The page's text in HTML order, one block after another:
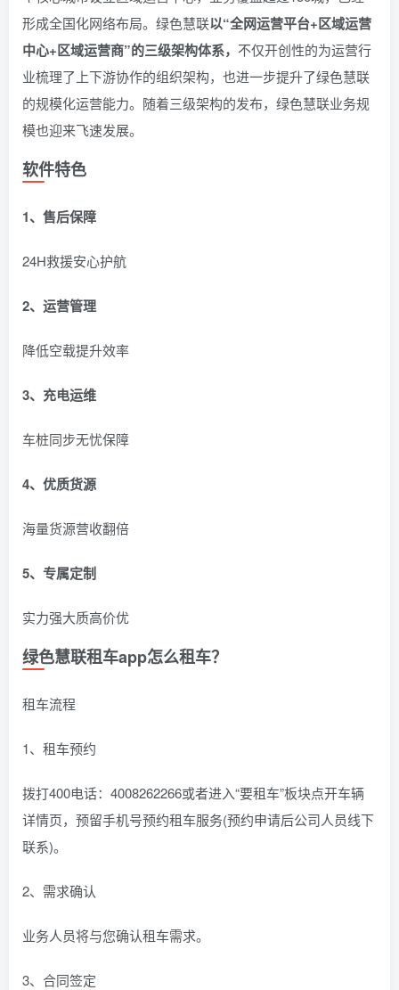
形成全国化网络布局。绿色慧联以“全网运营平台+区域运营
中心+区域运营商”的三级架构体系， 不仅开创性的为运营行
业梳理了上下游协作的组织架构，也进一步提升了绿色慧联
的规模化运营能力。随着三级架构的发布，绿色慧联业务规
模也迎来飞速发展。
软件特色
1、售后保障
24H救援安心护航
2、运营管理
降低空载提升效率
3、充电运维
车桩同步无忧保障
4、优质货源
海量货源营收翻倍
5、专属定制
实力强大质高价优
绿色慧联租车app怎么租车？
租车流程
1、租车预约
拨打400电话：4008262266或者进入“要租车”板块点开车辆
详情页，预留手机号预约租车服务(预约申请后公司人员线下
联系)。
2、需求确认
业务人员将与您确认租车需求。
3、合同签定